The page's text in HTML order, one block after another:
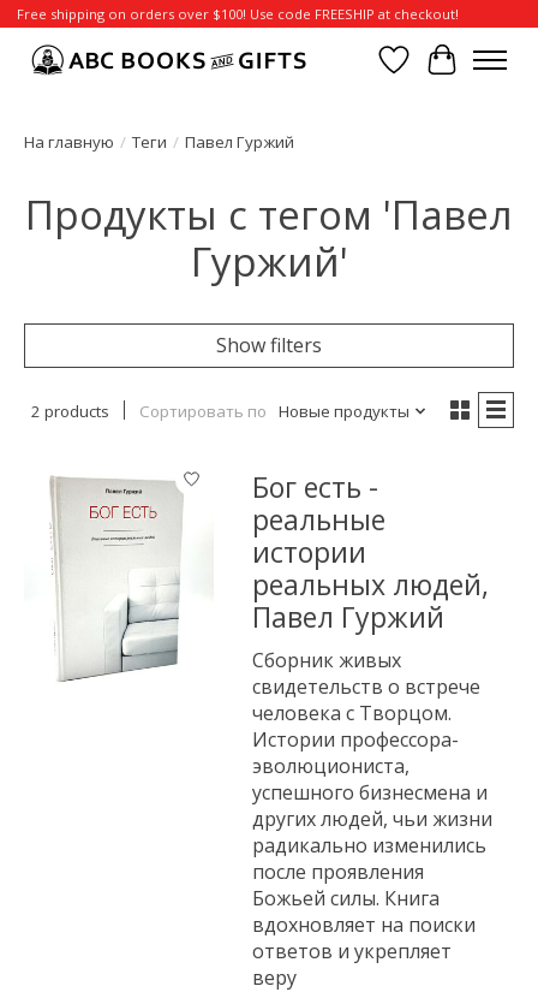
Free shipping on orders over $100! Use code FREESHIP at checkout!
Отложенные
Корзина
На главную / Теги / Павел Гуржий
Продукты с тегом 'Павел
Гуржий'
Show filters
2 products Сортировать по Новые продукты
Бог есть -
реальные
истории
реальных людей,
Павел Гуржий
Сборник живых
свидетельств о встрече
человека с Творцом.
Истории профессора-
эволюциониста,
успешного бизнесмена и
других людей, чьи жизни
радикально изменились
после проявления
Божьей силы. Книга
вдохновляет на поиски
ответов и укрепляет
веру